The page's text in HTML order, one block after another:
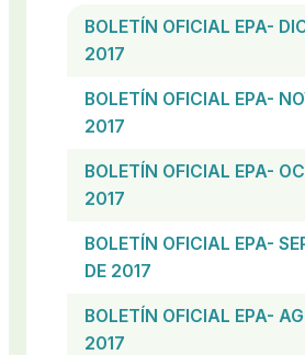
BOLETÍN OFICIAL EPA-
2017
BOLETÍN OFICIAL EPA-
2017
BOLETÍN OFICIAL EPA-
2017
BOLETÍN OFICIAL EPA-
DE 2017
BOLETÍN OFICIAL EPA-
2017